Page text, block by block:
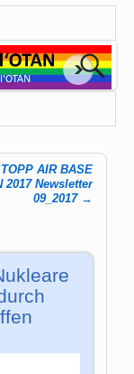
AIR BASE
2017 Newsletter
09_2017 →